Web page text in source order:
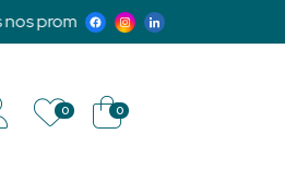
promotions exclusives et notre
0 0